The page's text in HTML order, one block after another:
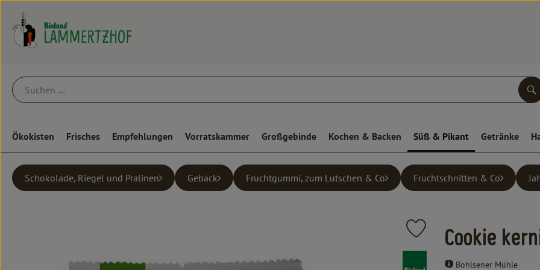
Ökokisten Frisches Empfehlungen Vorratskammer Großgebinde Kochen & Backen Süß & Pikant Getränke
Schokolade, Riegel und Pralinen Gebäck Fruchtgummi, zum Lutschen & Co Fruchtschnitten & Co
Cookie
Bohlsener Mühle
Produkt zu Favouriten hinzufügen